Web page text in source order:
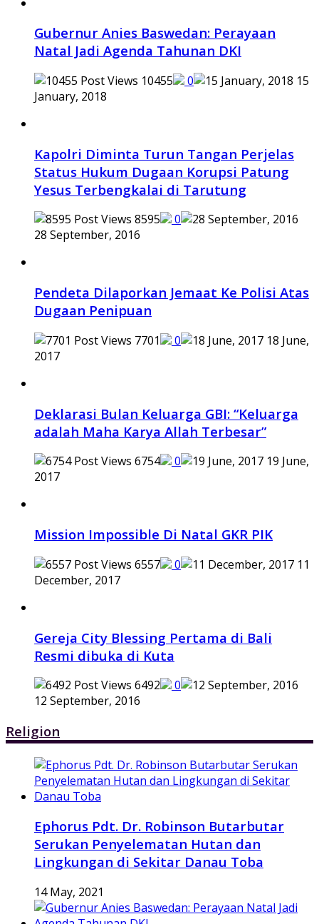
Gubernur Anies Baswedan: Perayaan
Natal Jadi Agenda Tahunan DKI
10455 0
15
January, 2018
Kapolri Diminta Turun Tangan Perjelas
Status Hukum Dugaan Korupsi Patung
Yesus Terbengkalai di Tarutung
8595
0
28 September, 2016
Pendeta Dilaporkan Jemaat Ke Polisi Atas
Dugaan Penipuan
7701 0
18 June,
2017
Deklarasi Bulan Keluarga GBI: “Keluarga
adalah Maha Karya Allah Terbesar”
6754 0
19 June,
2017
Mission Impossible Di Natal GKR PIK
6557 0
11
December, 2017
Gereja City Blessing Pertama di Bali
Resmi dibuka di Kuta
6492
0
12 September, 2016
Religion
Ephorus Pdt. Dr. Robinson Butarbutar
Serukan Penyelematan Hutan dan
Lingkungan di Sekitar Danau Toba
14 May, 2021